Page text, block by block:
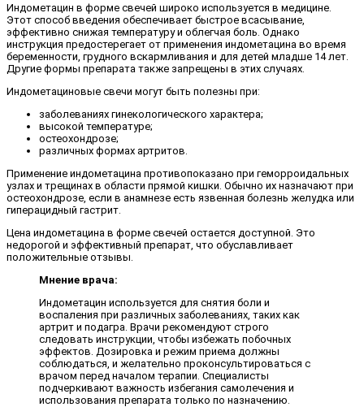
Индометацин в форме свечей широко используется в медицине.
Этот способ введения обеспечивает быстрое всасывание,
эффективно снижая температуру и облегчая боль. Однако
инструкция предостерегает от применения индометацина во время
беременности, грудного вскармливания и для детей младше 14 лет.
Другие формы препарата также запрещены в этих случаях.
Индометациновые свечи могут быть полезны при:
заболеваниях гинекологического характера;
высокой температуре;
остеохондрозе;
различных формах артритов.
Применение индометацина противопоказано при геморроидальных
узлах и трещинах в области прямой кишки. Обычно их назначают при
остеохондрозе, если в анамнезе есть язвенная болезнь желудка или
гиперацидный гастрит.
Цена индометацина в форме свечей остается доступной. Это
недорогой и эффективный препарат, что обуславливает
положительные отзывы.
Мнение врача:
Индометацин используется для снятия боли и
воспаления при различных заболеваниях, таких как
артрит и подагра. Врачи рекомендуют строго
следовать инструкции, чтобы избежать побочных
эффектов. Дозировка и режим приема должны
соблюдаться, и желательно проконсультироваться с
врачом перед началом терапии. Специалисты
подчеркивают важность избегания самолечения и
использования препарата только по назначению.